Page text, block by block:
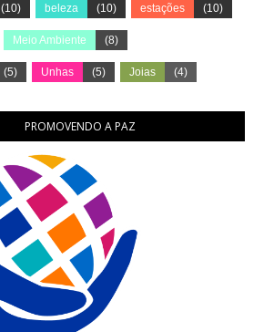
(10) beleza (10) estações (10)
Meio Ambiente (8)
(5) Unhas (5) Joias (4)
PROMOVENDO A PAZ